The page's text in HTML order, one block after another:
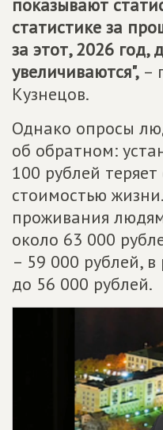
показывают
статистике за
за этот, 2026
увеличиваются", –
Кузнецов.
Однако опросы
об обратном:
100 рублей теряет
стоимостью
проживания
около 63 000
– 59 000 рублей,
до 56 000 рублей.